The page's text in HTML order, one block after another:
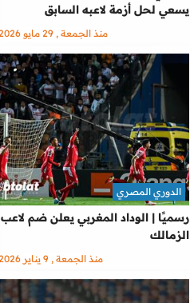
يسعي لحل أزمة لاعبه السابق
منذ الجمعة , 29 مايو 2026
رسميًا | الوداد المغربي يعلن ضم لاعب
الزمالك
الدوري المصري
منذ الجمعة , 9 يناير 2026